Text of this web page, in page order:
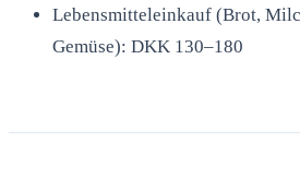
Lebensmitteleinkauf (Brot,
Gemüse): DKK 130–180